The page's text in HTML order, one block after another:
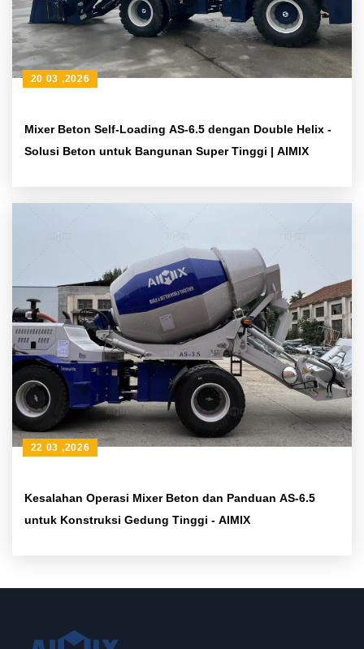
Mixer Beton Self-Loading AS-6.5 dengan Double Helix -
Solusi Beton untuk Bangunan Super Tinggi | AIMIX
20 03 ,2026
Kesalahan Operasi Mixer Beton dan Panduan AS-6.5
untuk Konstruksi Gedung Tinggi - AIMIX
22 03 ,2026